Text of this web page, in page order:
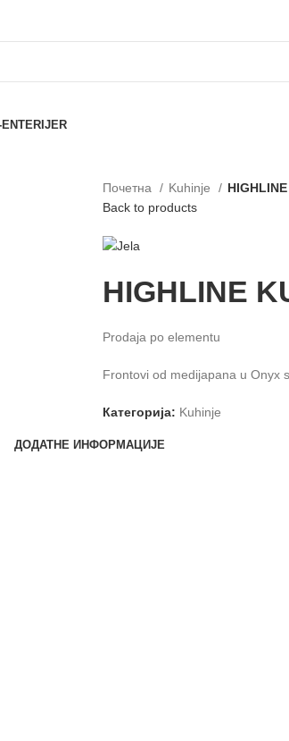
Почетна Kuhinje
Back to products
HIGHLINE
Prodaja po elementu
Frontovi od medijapana u Onyx
Категорија: Kuhinje
ДОДАТНЕ ИНФОРМАЦИЈЕ